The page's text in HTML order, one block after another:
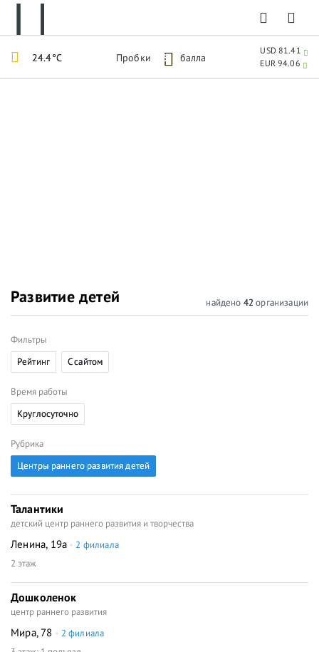
Развитие детей найдено 42 организации
Фильтры
Рейтинг
C сайтом
Время работы
Круглосуточно
Рубрика
Центры раннего развития детей
Талантики
детский центр раннего развития и творчества
Ленина, 19а
2 филиала
2 этаж
Дошколенок
центр раннего развития
Мира, 78
2 филиала
24.4°C Пробки 5 балла
USD 81.41
EUR 94.06